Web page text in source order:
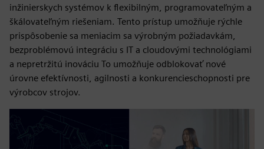
inžinierskych systémov k flexibilným, programovateľným a
škálovateľným riešeniam. Tento prístup umožňuje rýchle
prispôsobenie sa meniacim sa výrobným požiadavkám,
bezproblémovú integráciu s IT a cloudovými technológiami
a nepretržitú inováciu To umožňuje odblokovať nové
úrovne efektívnosti, agilnosti a konkurencieschopnosti pre
výrobcov strojov.